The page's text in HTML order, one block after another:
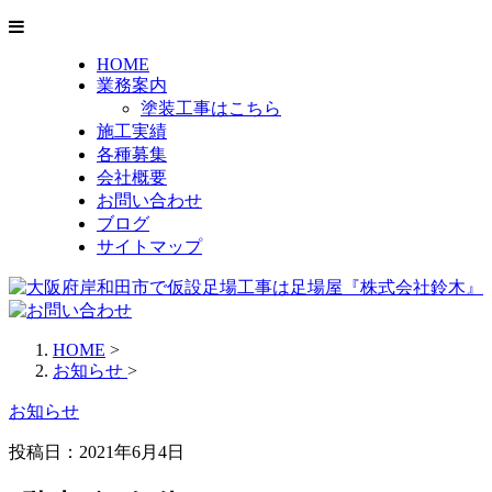
HOME
業務案内
塗装工事はこちら
施工実績
各種募集
会社概要
お問い合わせ
ブログ
サイトマップ
HOME >
お知らせ >
お知らせ
投稿日： 2021年6月4日